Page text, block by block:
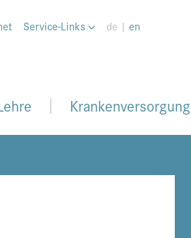
Service-Links de | en
Krankenversorgung